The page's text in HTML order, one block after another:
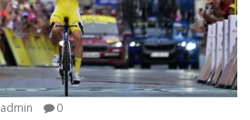
admin 0